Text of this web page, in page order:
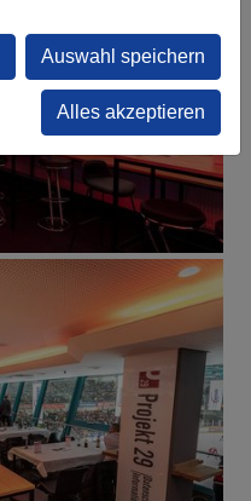
Auswahl speichern
Alles akzeptieren